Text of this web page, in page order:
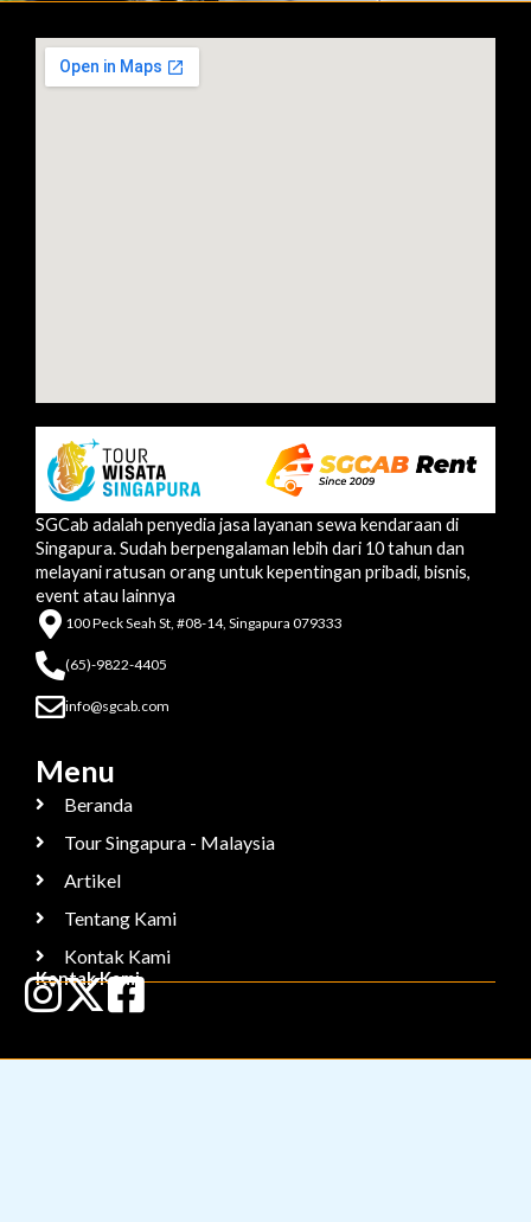
SGCab adalah penyedia jasa layanan sewa kendaraan di
Singapura. Sudah berpengalaman lebih dari 10 tahun dan
melayani ratusan orang untuk kepentingan pribadi, bisnis,
event atau lainnya
100 Peck Seah St, #08-14, Singapura 079333
(65)-9822-4405
info@sgcab.com
Menu
Beranda
Tour Singapura - Malaysia
Artikel
Tentang Kami
Kontak Kami
Kontak Kami